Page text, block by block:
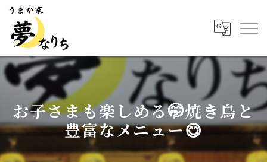
お子さまも楽しめる🤭焼き鳥と
豊富なメニュー😋